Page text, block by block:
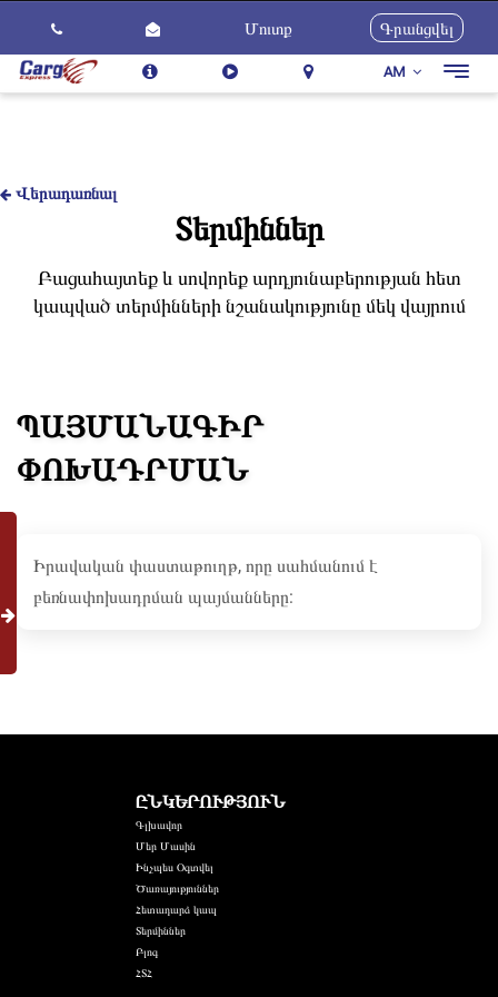
Մուտք Գրանցվել
AM
Ինչպես Օգտվել
Կարիերա
Նորություններ
Վերադառնալ
Տերմիններ
Բացահայտեք և սովորեք արդյունաբերության հետ
կապված տերմինների նշանակությունը մեկ վայրում
ՊԱՅՄԱՆԱԳԻՐ
ՓՈԽԱԴՐՄԱՆ
Իրավական փաստաթուղթ, որը սահմանում է
բեռնափոխադրման պայմանները:
ԸՆԿԵՐՈՒԹՅՈՒՆ
Գլխավոր
Մեր Մասին
Ինչպես Օգտվել
Ծառայություններ
Հետադարձ կապ
Տերմիններ
Բլոգ
ՀՏՀ